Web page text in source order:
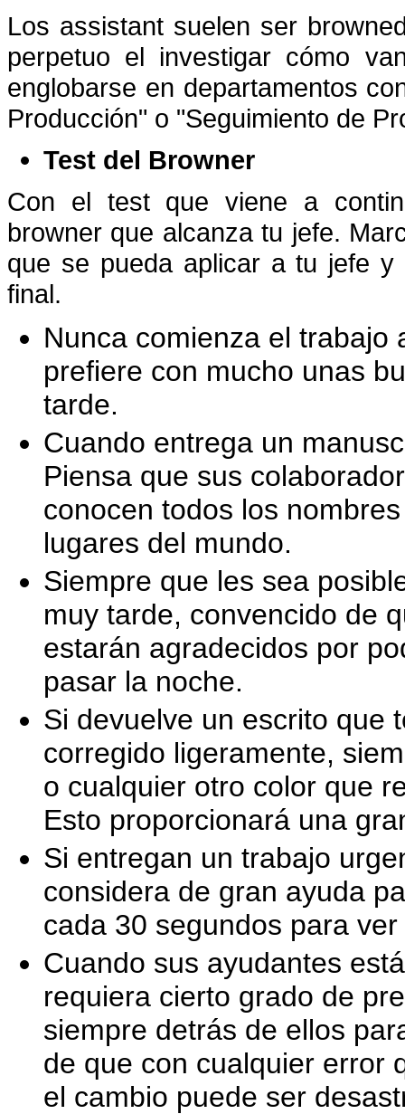
Los assistant suelen ser
perpetuo el investigar cómo
englobarse en departamentos
Producción" o "Seguimiento de
Test del Browner
Con el test que viene a
browner que alcanza tu jefe.
que se pueda aplicar a tu jefe
final.
Nunca comienza el trabajo
prefiere con mucho unas
tarde.
Cuando entrega un
Piensa que sus
conocen todos los
lugares del mundo.
Siempre que les sea
muy tarde, convencido de
estarán agradecidos por
pasar la noche.
Si devuelve un escrito que
corregido ligeramente,
o cualquier otro color que
Esto proporcionará una
Si entregan un trabajo
considera de gran ayuda
cada 30 segundos para
Cuando sus ayudantes
requiera cierto grado de
siempre detrás de ellos
de que con cualquier error
el cambio puede ser